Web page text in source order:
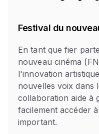
Festival du
En tant que fier
nouveau cinéma
l'innovation
nouvelles voix dans
collaboration aide à
facilement accéder
important.